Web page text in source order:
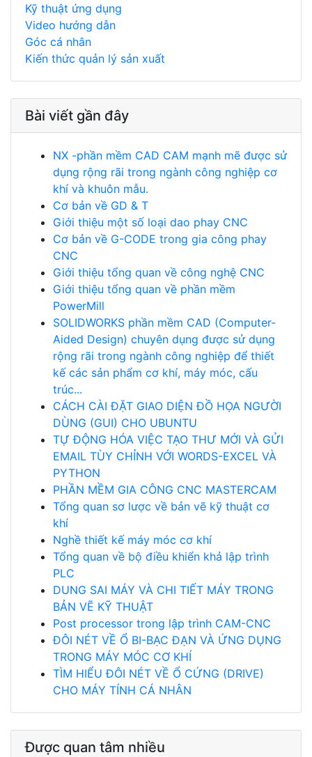
Kỹ thuật ứng dụng
Video hướng dẫn
Góc cá nhân
Kiến thức quản lý sản xuất
Bài viết gần đây
NX -phần mềm CAD CAM mạnh mẽ được sử
dụng rộng rãi trong ngành công nghiệp cơ
khí và khuôn mẫu.
Cơ bản về GD & T
Giới thiệu một số loại dao phay CNC
Cơ bản về G-CODE trong gia công phay
CNC
Giới thiệu tổng quan về công nghệ CNC
Giới thiệu tổng quan về phần mềm
PowerMill
SOLIDWORKS phần mềm CAD (Computer-
Aided Design) chuyên dụng được sử dụng
rộng rãi trong ngành công nghiệp để thiết
kế các sản phẩm cơ khí, máy móc, cấu
trúc...
CÁCH CÀI ĐẶT GIAO DIỆN ĐỒ HỌA NGƯỜI
DÙNG (GUI) CHO UBUNTU
TỰ ĐỘNG HÓA VIỆC TẠO THƯ MỚI VÀ GỬI
EMAIL TÙY CHỈNH VỚI WORDS-EXCEL VÀ
PYTHON
PHẦN MỀM GIA CÔNG CNC MASTERCAM
Tổng quan sơ lược về bản vẽ kỹ thuật cơ
khí
Nghề thiết kế máy móc cơ khí
Tổng quan về bộ điều khiển khả lập trình
PLC
DUNG SAI MÁY VÀ CHI TIẾT MÁY TRONG
BẢN VẼ KỸ THUẬT
Post processor trong lập trình CAM-CNC
ĐÔI NÉT VỀ Ổ BI-BẠC ĐẠN VÀ ỨNG DỤNG
TRONG MÁY MÓC CƠ KHÍ
TÌM HIỂU ĐÔI NÉT VỀ Ổ CỨNG (DRIVE)
CHO MÁY TÍNH CÁ NHÂN
Được quan tâm nhiều